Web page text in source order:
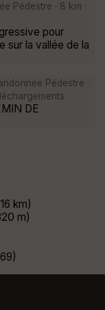
Pédestre · 8 km ·
pour
sur la vallée de la
Pédestre ·
·
DE
km)
m)